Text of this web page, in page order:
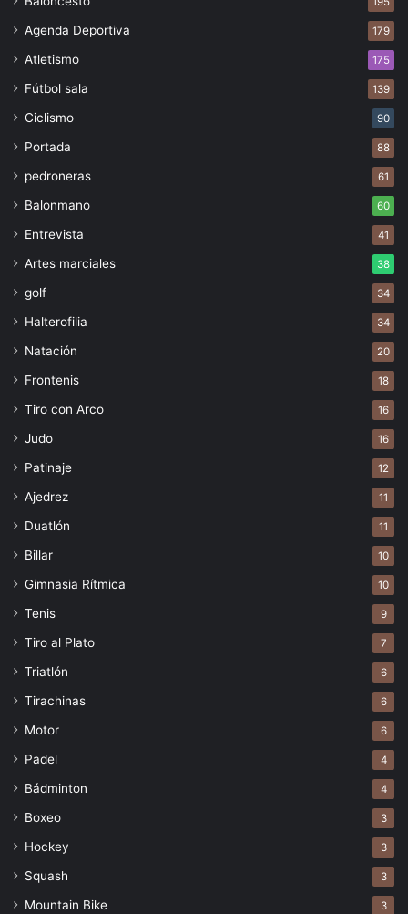
Agenda Deportiva 179
Atletismo 175
Fútbol sala 139
Ciclismo 90
Portada 88
pedroneras 61
Balonmano 60
Entrevista 41
Artes marciales 38
golf 34
Halterofilia 34
Natación 20
Frontenis 18
Tiro con Arco 16
Judo 16
Patinaje 12
Ajedrez 11
Duatlón 11
Billar 10
Gimnasia Rítmica 10
Tenis 9
Tiro al Plato 7
Triatlón 6
Tirachinas 6
Motor 6
Padel 4
Bádminton 4
Boxeo 3
Hockey 3
Squash 3
Mountain Bike 3